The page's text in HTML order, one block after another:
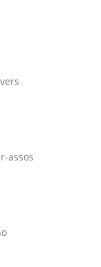
assos